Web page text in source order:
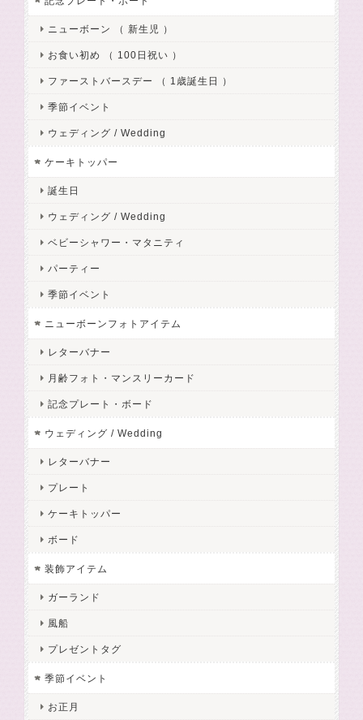
ニューボーン （ 新生児 ）
お食い初め （ 100日祝い ）
ファーストバースデー （ 1歳誕生日 ）
季節イベント
ウェディング / Wedding
ケーキトッパー
誕生日
ウェディング / Wedding
ベビーシャワー・マタニティ
パーティー
季節イベント
ニューボーンフォトアイテム
レターバナー
月齢フォト・マンスリーカード
記念プレート・ボード
ウェディング / Wedding
レターバナー
プレート
ケーキトッパー
ボード
装飾アイテム
ガーランド
風船
プレゼントタグ
季節イベント
お正月